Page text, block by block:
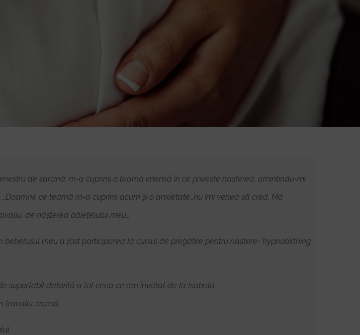
de sarcină, m-a cuprins o teamă imensă în ce privește nașterea, amintindu-mi
ce teamă m-a cuprins acum și o anxietate…nu îmi venea să cred. Mă
de nașterea băiețelului meu…
meu a fost participarea la cursul de pregătire pentru naștere- hypnobirthing
suportabil datorită a tot ceea ce am învățat de la Isabela.
travaliu, acasă.